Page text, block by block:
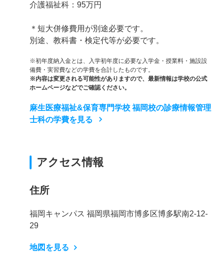
介護福祉科：95万円
＊短大併修費用が別途必要です。
別途、教科書・検定代等が必要です。
※初年度納入金とは、入学初年度に必要な入学金・授業料・施設設
備費・実習費などの学費を合計したものです。
※内容は変更される可能性がありますので、最新情報は学校の公式
ホームページなどでご確認ください。
麻生医療福祉&保育専門学校 福岡校の診療情報管理
士科の学費を見る
アクセス情報
住所
福岡キャンパス 福岡県福岡市博多区博多駅南2-12-
29
地図を見る